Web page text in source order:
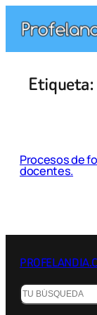
contenido
Etiqueta:
Procesos de
docentes.
B
u